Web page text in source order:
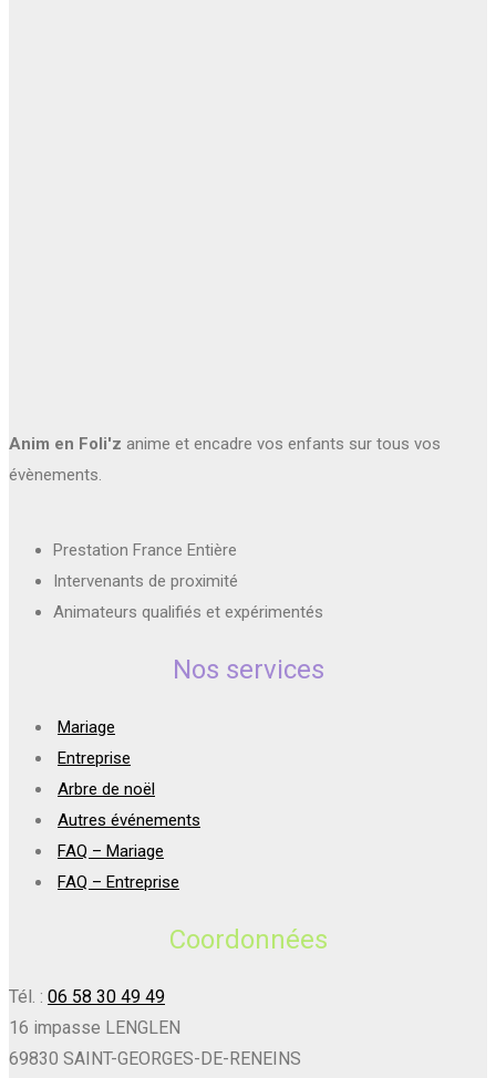
Anim en Foli'z anime et encadre vos enfants sur tous vos
évènements.
Prestation France Entière
Intervenants de proximité
Animateurs qualifiés et expérimentés
Nos services
Mariage
Entreprise
Arbre de noël
Autres événements
FAQ – Mariage
FAQ – Entreprise
Coordonnées
Tél. : 06 58 30 49 49
16 impasse LENGLEN
69830 SAINT-GEORGES-DE-RENEINS